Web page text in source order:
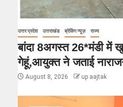
उत्तर प्रदेश उत्तराखंड ब्रेकिंग न्यूज़ राज्य
बांदा 8अगस्त 26*मंडी में
गेहूं,आयुक्त ने जताई
August 8, 2026 up aajtak